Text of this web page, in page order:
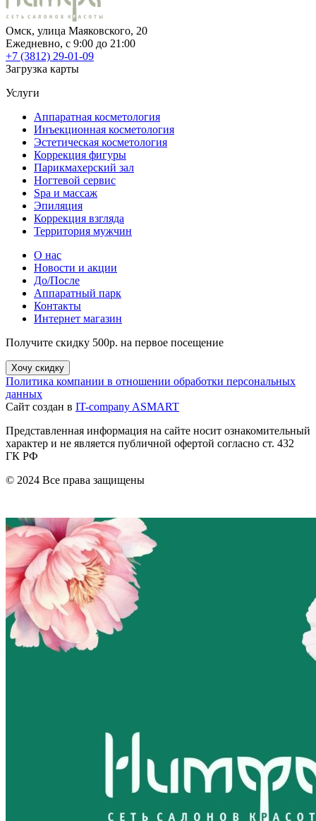
Омск, улица Маяковского, 20
Ежедневно, c 9:00 до 21:00
+7 (3812) 29-01-09
Загрузка карты
Услуги
Аппаратная косметология
Инъекционная косметология
Эстетическая косметология
Коррекция фигуры
Парикмахерский зал
Ногтевой сервис
Spa и массаж
Эпиляция
Коррекция взгляда
Территория мужчин
О нас
Новости и акции
До/После
Аппаратный парк
Контакты
Интернет магазин
Получите скидку 500р. на первое посещение
Хочу скидку
Политика компании в отношении обработки персональных
данных
Сайт создан в IT-company ASMART
Представленная информация на сайте носит ознакомительный
характер и не является публичной офертой согласно ст. 432
ГК РФ
© 2024 Все права защищены